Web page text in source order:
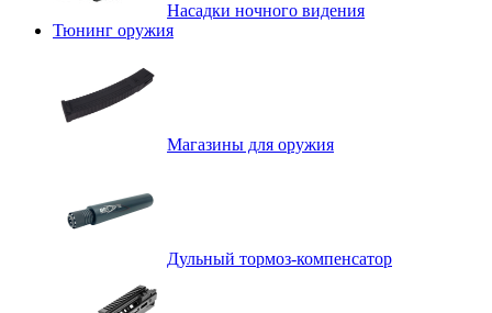
Насадки ночного видения
Тюнинг оружия
Магазины для оружия
Дульный тормоз-компенсатор